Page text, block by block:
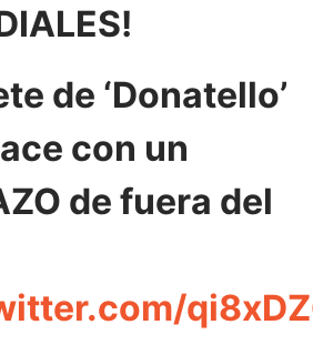
de ‘Donatello’
con un
de fuera del